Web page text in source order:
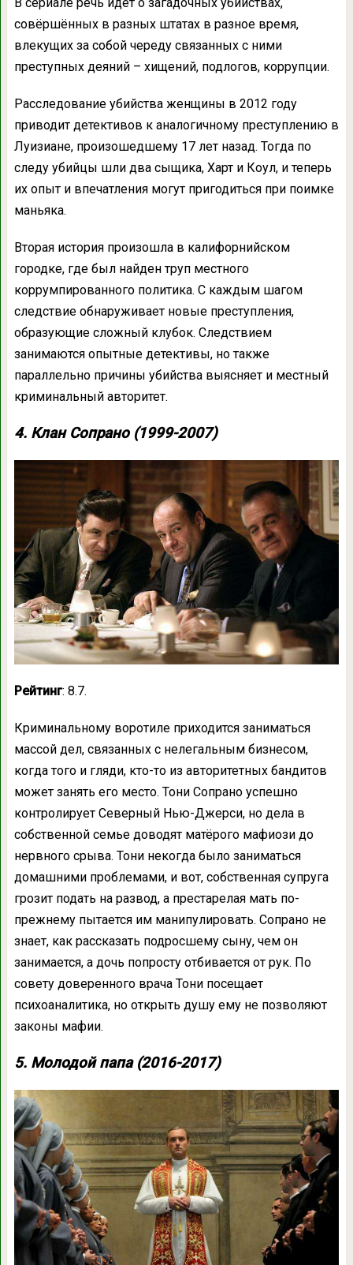
совёршённых в разных штатах в разное время,
влекущих за собой череду связанных с ними
преступных деяний – хищений, подлогов, коррупции.
Расследование убийства женщины в 2012 году
приводит детективов к аналогичному преступлению в
Луизиане, произошедшему 17 лет назад. Тогда по
следу убийцы шли два сыщика, Харт и Коул, и теперь
их опыт и впечатления могут пригодиться при поимке
маньяка.
Вторая история произошла в калифорнийском
городке, где был найден труп местного
коррумпированного политика. С каждым шагом
следствие обнаруживает новые преступления,
образующие сложный клубок. Следствием
занимаются опытные детективы, но также
параллельно причины убийства выясняет и местный
криминальный авторитет.
4. Клан Сопрано (1999-2007)
Рейтинг: 8.7.
Криминальному воротиле приходится заниматься
массой дел, связанных с нелегальным бизнесом,
когда того и гляди, кто-то из авторитетных бандитов
может занять его место. Тони Сопрано успешно
контролирует Северный Нью-Джерси, но дела в
собственной семье доводят матёрого мафиози до
нервного срыва. Тони некогда было заниматься
домашними проблемами, и вот, собственная супруга
грозит подать на развод, а престарелая мать по-
прежнему пытается им манипулировать. Сопрано не
знает, как рассказать подросшему сыну, чем он
занимается, а дочь попросту отбивается от рук. По
совету доверенного врача Тони посещает
психоаналитика, но открыть душу ему не позволяют
законы мафии.
5. Молодой папа (2016-2017)